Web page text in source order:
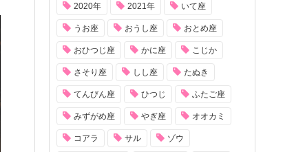
2020年 2021年 いて座
うお座 おうし座 おとめ座
おひつじ座 かに座 こじか
さそり座 しし座 たぬき
てんびん座 ひつじ ふたご座
みずがめ座 やぎ座 オオカミ
コアラ サル ゾウ